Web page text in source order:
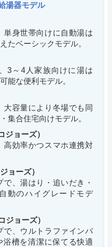
湯器モデル
単身世帯向けに自動湯は
たベーシックモデル。
3～4人家族向けに湯は
能な便利モデル。
大容量により冬場でも同
集合住宅向けモデル。
ジョーズ）
高効率かつスマホ連携対
ョーズ）
、湯はり・追いだき・
動のハイグレードモデ
ジョーズ）
で、ウルトラファインバ
浴槽を清潔に保てる快適